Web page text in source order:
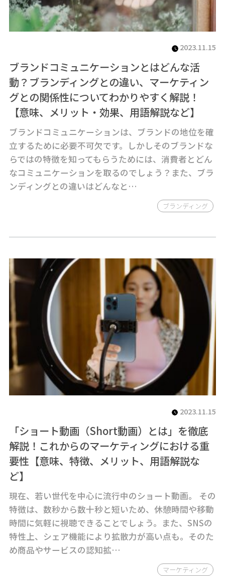
2023.11.15
ブランドコミュニケーションとはどんな活
動？ブランディングとの違い、マーケティン
グとの関係性についてわかりやすく解説！
【意味、メリット・効果、用語解説など】
ブランドコミュニケーションは、ブランドの地位を確
立するために必要不可欠です。しかしそのブランドな
らではの特徴を知ってもらうためには、消費者とどん
なコミュニケーションを取るのでしょう？また、ブラ
ンディングとの違いはどんなと…
ブランディング
2023.11.15
「ショート動画（Short動画）とは」を徹底
解説！これからのマーケティングにおける重
要性【意味、特徴、メリット、用語解説な
ど】
現在、若い世代を中心に流行中のショート動画。 その
特徴は、数秒から数十秒と短いため、休憩時間や移動
時間に気軽に視聴できることでしょう。また、SNSの
特性上、シェア機能により拡散力が高い点も。そのた
め商品やサービスの認知拡…
マーケティング